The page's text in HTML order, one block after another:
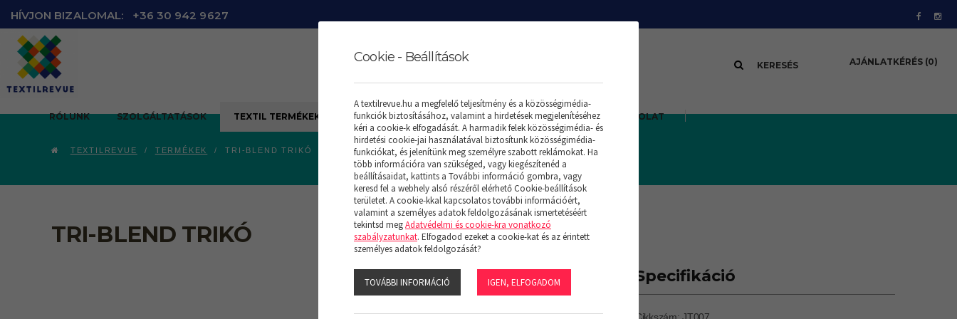
HÍVJON BIZALOMAL: +36 30 942 9627
RÓLUNK SZOLGÁLTATÁSOK TEXTIL TERMÉKEK REKLÁMAJÁNDÉKOK SPECIÁLIS AJÁNLATOK KAPCSOLAT
KERESÉS AJÁNLATKÉRÉS (0)
TEXTILREVUE TERMÉKEK TRI-BLEND TRIKÓ
TRI-BLEND TRIKÓ
Terméktulajdonság Specifikáció
Cookie - Beállítások
A textilrevue.hu a megfelelő teljesítmény és a közösségimédia-
funkciók biztosításához, valamint a hirdetések megjelenítéséhez
kéri a cookie-k elfogadását. A harmadik felek közösségimédia- és
hirdetési cookie-jai használatával biztosítunk közösségimédia-
funkciókat, és jelenítünk meg személyre szabott reklámokat. Ha
több információra van szükséged, vagy kiegészítenéd a
beállításaidat, kattints a További információ gombra, vagy
keresd fel a webhely alsó részéről elérhető Cookie-beállítások
területet. A cookie-kkal kapcsolatos további információért,
valamint a személyes adatok feldolgozásának ismertetéséért
tekintsd megAdatvédelmi és cookie-kra vonatkozó
szabályzatunkat. Elfogadod ezeket a cookie-kat és az érintett
személyes adatok feldolgozását?
TOVÁBBI INFORMÁCIÓ IGEN, ELFOGADOM